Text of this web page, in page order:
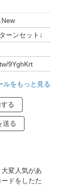
ーンセット↓
。 「▼プロ
一覧のリンク
らうど職人」
いただけると
ルをもっと見る
る
送る
変人気があ
ドをしたた